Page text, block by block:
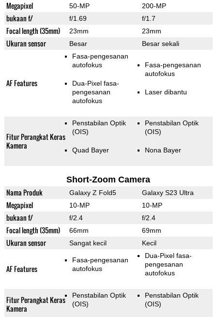
Megapixel 50-MP 200-MP
bukaan f/ f/1.69 f/1.7
Focal length (35mm) 23mm 23mm
Ukuran sensor Besar Besar sekali
AF Features
Fasa-pengesanan
autofokus
Dua-Pixel fasa-
pengesanan
autofokus
Fasa-pengesanan
autofokus
Laser dibantu
Fitur Perangkat Keras
Kamera
Penstabilan Optik
(OIS)
Quad Bayer
Penstabilan Optik
(OIS)
Nona Bayer
Short-Zoom Camera
Nama Produk Galaxy Z Fold5 Galaxy S23 Ultra
Megapixel 10-MP 10-MP
bukaan f/ f/2.4 f/2.4
Focal length (35mm) 66mm 69mm
Ukuran sensor Sangat kecil Kecil
AF Features
Fasa-pengesanan
autofokus
Dua-Pixel fasa-
pengesanan
autofokus
Fitur Perangkat Keras
Kamera
Penstabilan Optik
(OIS)
Penstabilan Optik
(OIS)